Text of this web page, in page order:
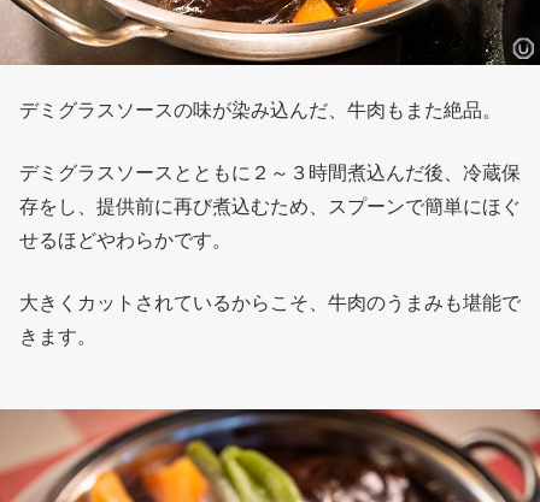
デミグラスソースの味が染み込んだ、牛肉もまた絶品。
デミグラスソースとともに２～３時間煮込んだ後、冷蔵保
存をし、提供前に再び煮込むため、スプーンで簡単にほぐ
せるほどやわらかです。
大きくカットされているからこそ、牛肉のうまみも堪能で
きます。